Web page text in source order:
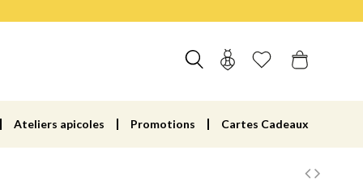
Ateliers apicoles Promotions Cartes Cadeaux